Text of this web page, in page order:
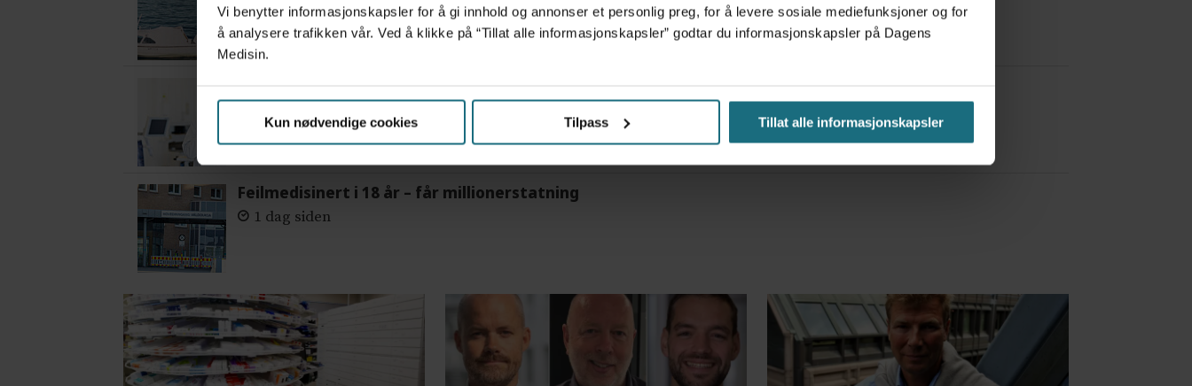
Vi benytter informasjonskapsler for å gi innhold og annonser et personlig preg, for å levere sosiale mediefunksjoner og for
å analysere trafikken vår. Ved å klikke på “Tillat alle informasjonskapsler” godtar du informasjonskapsler på Dagens
Medisin.
Kun nødvendige cookies Tilpass Tillat alle informasjonskapsler
Feilmedisinert i 18 år – får millionerstatning
1 dag siden